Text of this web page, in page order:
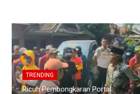
TRENDING
PWI Pusat Sesalkan Pernyataan